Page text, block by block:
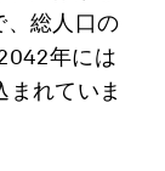
、総人口の
年には
れていま